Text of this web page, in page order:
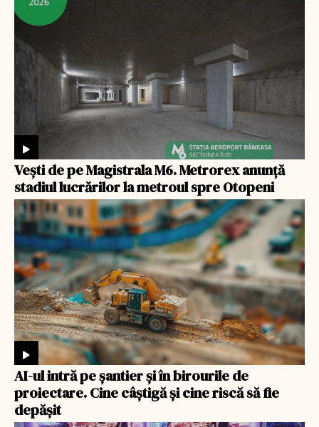
Veşti de pe Magistrala M6. Metrorex anunță
stadiul lucrărilor la metroul spre Otopeni
AI-ul intră pe șantier și în birourile de
proiectare. Cine câștigă și cine riscă să fie
depășit